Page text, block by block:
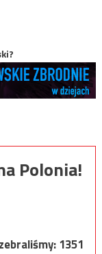
Polonia!
1351